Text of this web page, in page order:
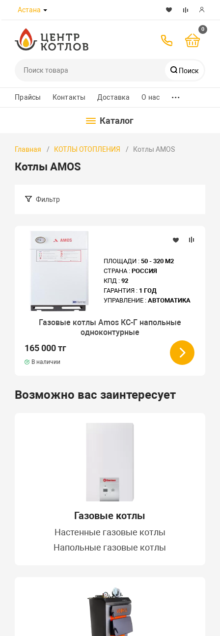
Астана
Поиск
Телефоны
+7 700 580 8223
0
Прайсы Контакты Доставка О нас ...
Каталог
Главная КОТЛЫ ОТОПЛЕНИЯ Котлы AMOS
Котлы AMOS
Фильтр
ПЛОЩАДИ :50 - 320 М2
СТРАНА :РОССИЯ
КПД :92
ГАРАНТИЯ : 1 ГОД
УПРАВЛЕНИЕ :АВТОМАТИКА
Газовые котлы Amos КС-Г напольные
одноконтурные
165 000 тг
В наличии
Возможно вас заинтересует
Газовые котлы
Настенные газовые котлы
Напольные газовые котлы